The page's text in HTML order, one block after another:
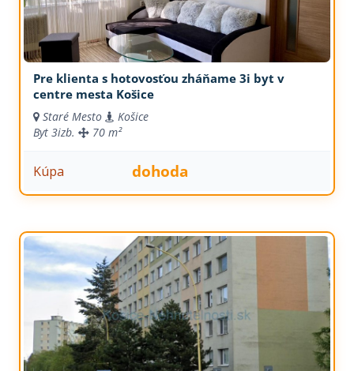
Pre klienta s hotovosťou zháňame 3i byt v
centre mesta Košice
Staré Mesto
Košice
Byt 3izb. 70 m²
Kúpa dohoda